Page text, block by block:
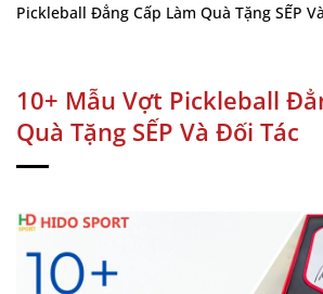
Pickleball Đẳng Cấp Làm Quà Tặng SẾP
10+ Mẫu Vợt Pickleball
Quà Tặng SẾP Và Đối Tác